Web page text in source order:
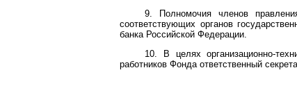
9. Полномочия членов
соответствующих органов
банка Российской Федерации.
10. В целях организационно-
работников Фонда ответственный